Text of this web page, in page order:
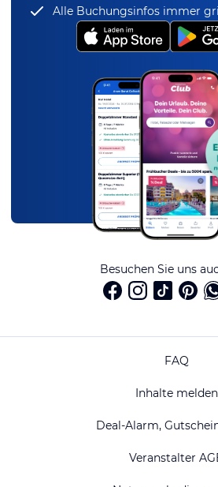
Alle Buchungsinfos immer
Besuchen Sie uns
FAQ
Inhalte melden
Deal-Alarm,
Veranstalter